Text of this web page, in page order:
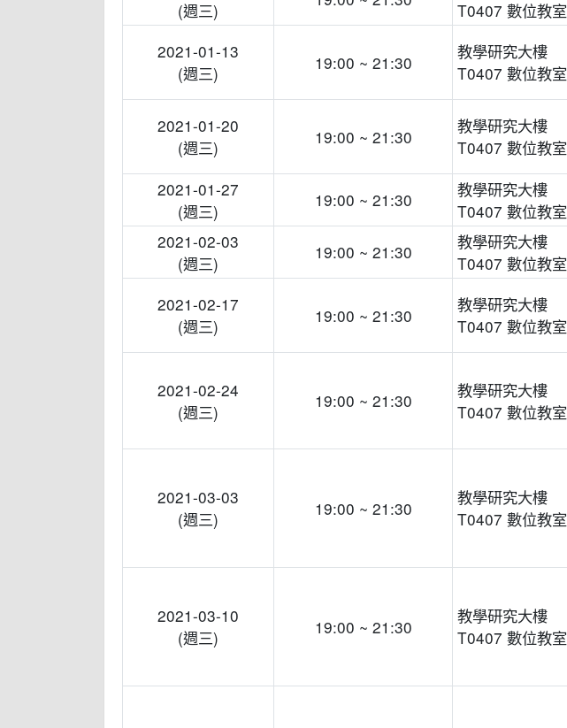
(週三)
T0407 數位教室
2021-01-13
(週三)
19:00 ~ 21:30
教學研究大樓
T0407 數位教室
2021-01-20
(週三)
19:00 ~ 21:30
教學研究大樓
T0407 數位教室
2021-01-27
(週三)
19:00 ~ 21:30
教學研究大樓
T0407 數位教室
2021-02-03
(週三)
19:00 ~ 21:30
教學研究大樓
T0407 數位教室
2021-02-17
(週三)
19:00 ~ 21:30
教學研究大樓
T0407 數位教室
2021-02-24
(週三)
19:00 ~ 21:30
教學研究大樓
T0407 數位教室
2021-03-03
(週三)
19:00 ~ 21:30
教學研究大樓
T0407 數位教室
2021-03-10
(週三)
19:00 ~ 21:30
教學研究大樓
T0407 數位教室